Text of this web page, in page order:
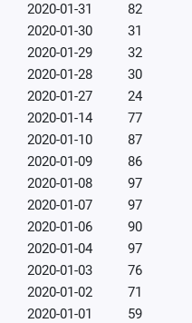
2020-01-31
82
2020-01-30
31
2020-01-29
32
2020-01-28
30
2020-01-27
24
2020-01-14
77
2020-01-10
87
2020-01-09
86
2020-01-08
97
2020-01-07
97
2020-01-06
90
2020-01-04
97
2020-01-03
76
2020-01-02
71
2020-01-01
59